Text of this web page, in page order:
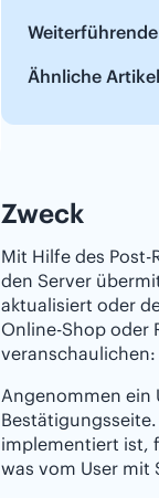
Ähnliche Artikel
Zweck
Mit Hilfe des
den Server
aktualisiert oder
Online-Shop oder
veranschaulichen:
Angenommen ein
implementiert ist,
was vom User